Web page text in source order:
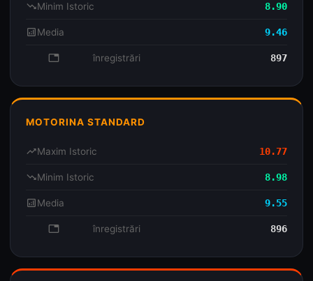
trending_downMinim Istoric 8.90
analyticsMedia 9.46
database înregistrări 897
MOTORINA STANDARD
trending_upMaxim Istoric 10.77
trending_downMinim Istoric 8.98
analyticsMedia 9.55
database înregistrări 896